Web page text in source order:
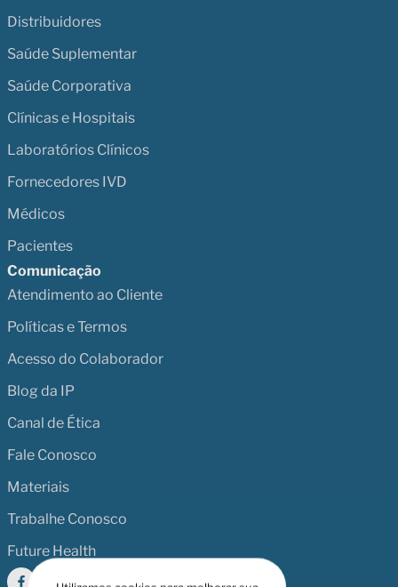
Distribuidores
Saúde Suplementar
Saúde Corporativa
Clínicas e Hospitais
Laboratórios Clínicos
Fornecedores IVD
Médicos
Pacientes
Comunicação
Atendimento ao Cliente
Políticas e Termos
Acesso do Colaborador
Blog da IP
Canal de Ética
Fale Conosco
Materiais
Trabalhe Conosco
Future Health